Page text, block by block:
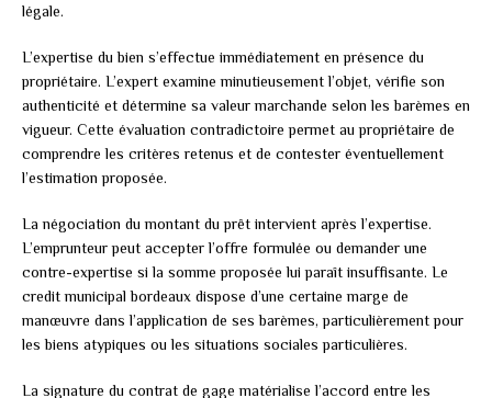
légale.
L’expertise du bien s’effectue immédiatement en présence du
propriétaire. L’expert examine minutieusement l’objet, vérifie son
authenticité et détermine sa valeur marchande selon les barèmes en
vigueur. Cette évaluation contradictoire permet au propriétaire de
comprendre les critères retenus et de contester éventuellement
l’estimation proposée.
La négociation du montant du prêt intervient après l’expertise.
L’emprunteur peut accepter l’offre formulée ou demander une
contre-expertise si la somme proposée lui paraît insuffisante. Le
credit municipal bordeaux dispose d’une certaine marge de
manœuvre dans l’application de ses barèmes, particulièrement pour
les biens atypiques ou les situations sociales particulières.
La signature du contrat de gage matérialise l’accord entre les